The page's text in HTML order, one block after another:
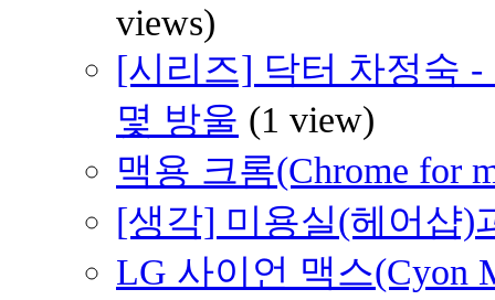
views)
[시리즈] 닥터 차정숙
몇 방울 (1 view)
맥용 크롬(Chrome for
[생각] 미용실(헤어샵)
LG 사이언 맥스(Cyon